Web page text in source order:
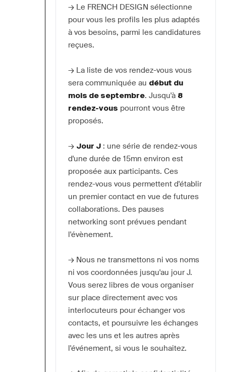
→ Le FRENCH DESIGN sélectionne
pour vous les profils les plus adaptés
à vos besoins, parmi les candidatures
reçues.
→ La liste de vos rendez-vous vous
sera communiquée au début du
mois de septembre. Jusqu'à 8
rendez-vous pourront vous être
proposés.
→ Jour J : une série de rendez-vous
d'une durée de 15mn environ est
proposée aux participants. Ces
rendez-vous vous permettent d'établir
un premier contact en vue de futures
collaborations. Des pauses
networking sont prévues pendant
l'évènement.
→ Nous ne transmettons ni vos noms
ni vos coordonnées jusqu'au jour J.
Vous serez libres de vous organiser
sur place directement avec vos
interlocuteurs pour échanger vos
contacts, et poursuivre les échanges
avec les uns et les autres après
l'événement, si vous le souhaitez.